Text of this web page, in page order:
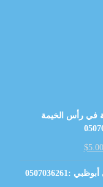
في رأس الخيمة
$5.00